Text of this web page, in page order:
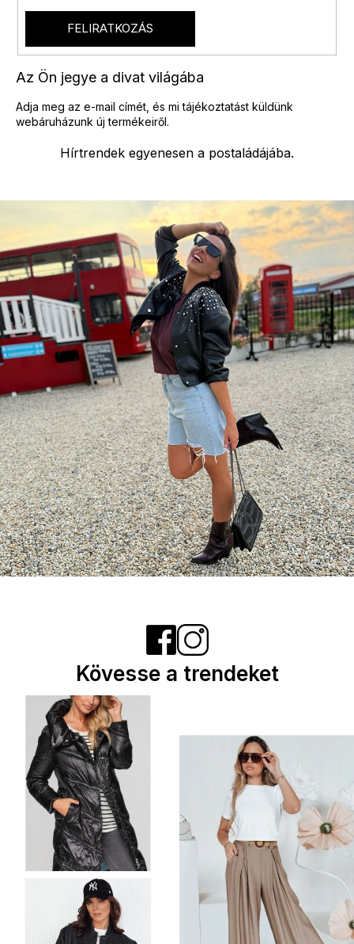
Hírtrendek egyenesen a postaládájába.
Az Ön jegye a divat világába
Adja meg az e-mail címét, és mi tájékoztatást küldünk
webáruházunk új termékeiről.
FELIRATKOZÁS